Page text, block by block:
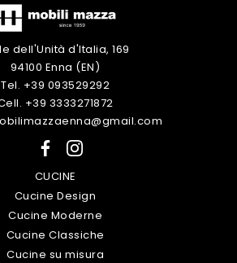
dell'Unità d'Italia, 169
94100 Enna (EN)
Tel. +39 093529292
+39 3333271872
CUCINE
Cucine Design
Cucine Moderne
Cucine Classiche
Cucine su misura